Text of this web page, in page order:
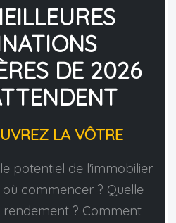
DE 2026
LA VÔTRE
potentiel de l'immobilier
commencer ? Quelle
rendement ? Comment